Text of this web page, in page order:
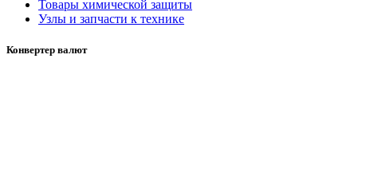
Товары химической защиты
Узлы и запчасти к технике
Конвертер валют